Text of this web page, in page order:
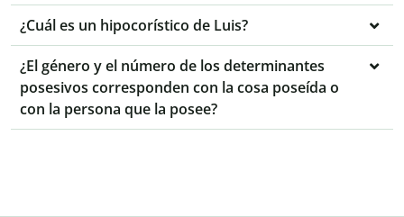
¿Cuál es un hipocorístico de Luis?
¿El género y el número de los determinantes
posesivos corresponden con la cosa poseída o
con la persona que la posee?